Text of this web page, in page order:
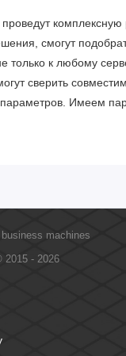
комплексную
смогут
только к любому
сверить
Имеем
что позволяет
machines
2015 - 2026